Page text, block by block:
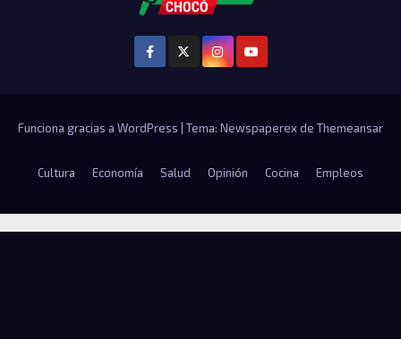
Funciona gracias a WordPress Tema: Newspaperex de Themeansar
Cultura Economía Salud Opinión Cocina Empleos